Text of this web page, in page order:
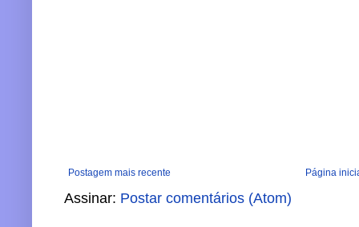
Postagem mais recente Página
Assinar: Postar comentários (Atom)